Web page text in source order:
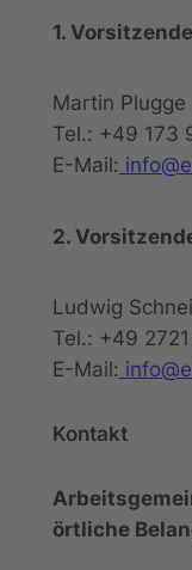
1.
Martin Plugge
Tel.: +49 173
E-Mail:
2.
Ludwig
Tel.: +49
E-Mail:
Kontakt
örtliche